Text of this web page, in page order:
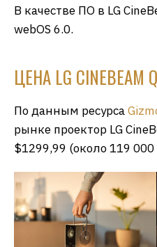
В качестве ПО в LG
webOS 6.0.
ЦЕНА LG CINEBEAM
По данным ресурса
рынке проектор LG
$1299,99 (около 119 000